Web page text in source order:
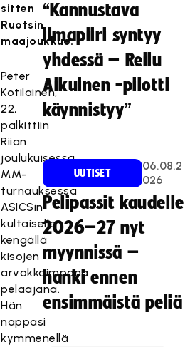
sitten
Ruotsin
maajoukkue.
Peter
Kotilainen,
22,
palkittiin
Riian
joulukuisessa
MM-
turnauksessa
ASICSin
kultaisella
kengällä
kisojen
arvokkaimpana
pelaajana.
Hän
nappasi
kymmenellä
“Kannustava
ilmapiiri syntyy
yhdessä – Reilu
Aikuinen -pilotti
käynnistyy”
UUTISET
06.08.2
026
Pelipassit kaudelle
2026–27 nyt
myynnissä –
hanki ennen
ensimmäistä peliä